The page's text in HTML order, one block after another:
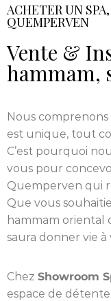
ACHETER UN
QUEMPERVEN
Vente &
hammam,
Nous
est unique, tout
C’est pourquoi
vous pour
Quemperven qui
Que vous
hammam oriental
saura donner vie à
Chez Showroom
espace de